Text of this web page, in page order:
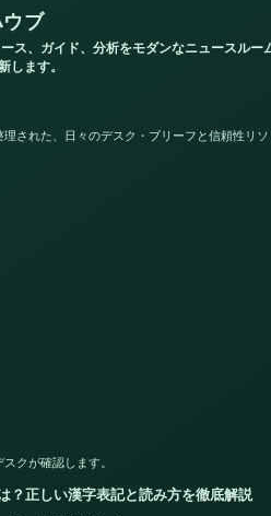
ブ
ス、ガイド、分析をモダンなニュースルー
します。
された、日々のデスク・ブリーフと信頼性リソ
クが確認します。
？正しい漢字表記と読み方を徹底解説